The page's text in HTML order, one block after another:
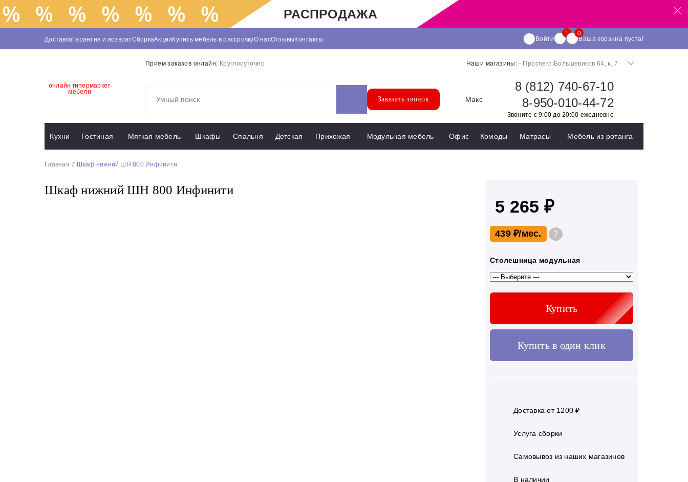
РАСПРОДАЖА
ДоставкаГарантия и возвратСборкаАкцииКупить мебель в рассрочкуО насОтзывыКонтакты Войти Ваша корзина пуста!
онлайн гипермаркет
мебели
Прием заказов онлайн: Круглосуточно Наши магазины: - Проспект Большевиков 64, к. 7
Заказать звонок Макс
8 (812) 740-67-10
8-950-010-44-72
Звоните с 9:00 до 20:00 ежедневно
Кухни Гостиная Мягкая мебель Шкафы Спальня Детская Прихожая Модульная мебель Офис Комоды Матрасы Мебель из ротанга
Главная Шкаф нижний ШН 800 Инфинити
Шкаф нижний ШН 800 Инфинити
5 265 ₽
439 ₽ ?
Столешница модульная
Купить
Купить в один клик
Доставка от 1200 ₽
Услуга сборки
Самовывоз из наших магазинов
В наличии